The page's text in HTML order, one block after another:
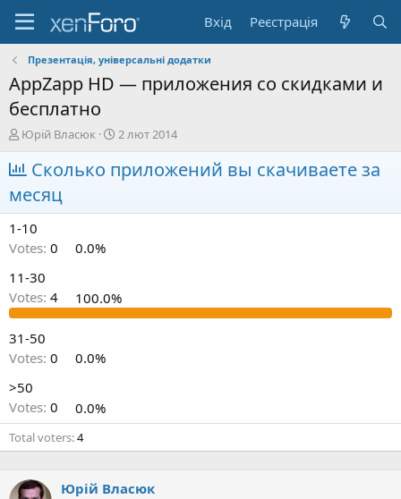
Вхід Реєстрація
Презентація, універсальні додатки
AppZapp HD — приложения со скидками и
бесплатно
А
в
т
о
р
т
е
м
Юрій Власюк
Д
а
т
а
т
н
н
2 лют 2014
Сколько приложений вы скачиваете за
месяц
1-10
Votes: 0
0.0%
11-30
Votes: 4 100.0%
31-50
Votes: 0
0.0%
>50
Votes: 0 0.0%
Total voters 4
Юрій Власюк